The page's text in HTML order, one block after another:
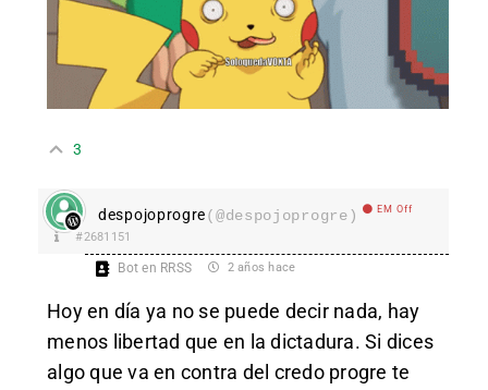
3
despojoprogre(@despojoprogre) EM Off
#2681151
Bot en RRSS 2 años hace
Hoy en día ya no se puede decir nada, hay
menos libertad que en la dictadura. Si dices
algo que va en contra del credo progre te